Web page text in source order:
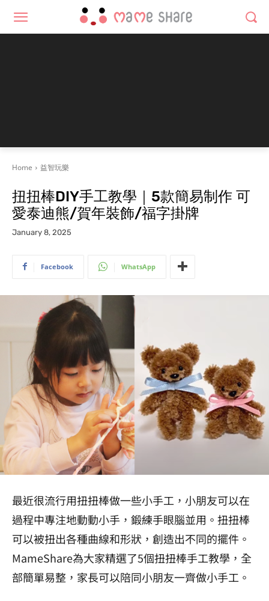
Home 益智玩樂
扭扭棒DIY手工教學｜5款簡易制作 可
愛泰迪熊/賀年裝飾/福字掛牌
January 8, 2025
Facebook WhatsApp
最近很流行用扭扭棒做一些小手工，小朋友可以在
過程中專注地動動小手，鍛練手眼腦並用。扭扭棒
可以被扭出各種曲線和形狀，創造出不同的擺件。
MameShare為大家精選了5個扭扭棒手工教學，全
部簡單易整，家長可以陪同小朋友一齊做小手工。